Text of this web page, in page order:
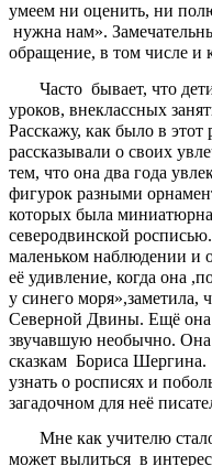
умеем ни оценить, ни
нужна нам».
обращение, в том числе и
Часто бывает, что
уроков, внеклассных
Расскажу, как было в этот
рассказывали о своих
тем, что она два года
фигурок разными
которых была
северодвинской
маленьком наблюдении и
её удивление, когда она
у синего моря»,заметила,
Северной Двины. Ещё она
звучавшую необычно. Она
сказкам Бориса Шергина.
узнать о росписях и
загадочном для неё
Мне как учителю стало
может вылиться в